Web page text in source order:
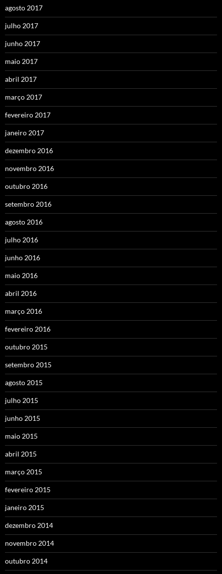
agosto 2017
julho 2017
junho 2017
maio 2017
abril 2017
março 2017
fevereiro 2017
janeiro 2017
dezembro 2016
novembro 2016
outubro 2016
setembro 2016
agosto 2016
julho 2016
junho 2016
maio 2016
abril 2016
março 2016
fevereiro 2016
outubro 2015
setembro 2015
agosto 2015
julho 2015
junho 2015
maio 2015
abril 2015
março 2015
fevereiro 2015
janeiro 2015
dezembro 2014
novembro 2014
outubro 2014